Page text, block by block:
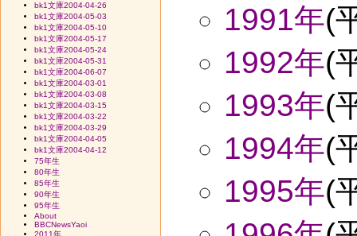
1991年(
1992年(
1993年(
1994年(
1995年(
bk1文庫2004-04-26
bk1文庫2004-05-03
bk1文庫2004-05-10
bk1文庫2004-05-17
bk1文庫2004-05-24
bk1文庫2004-05-31
bk1文庫2004-06-07
bk1文庫2004-03-01
bk1文庫2004-03-08
bk1文庫2004-03-15
bk1文庫2004-03-22
bk1文庫2004-03-29
bk1文庫2004-04-05
bk1文庫2004-04-12
75年生
80年生
85年生
90年生
95年生
About
BBCNewsYaoi
2011年